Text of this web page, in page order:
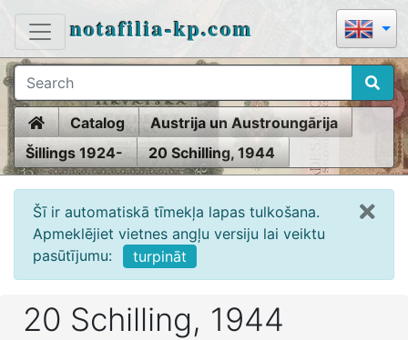
notafilia-kp.com
HomeCatalog
Austrija un Austroungārija
Šillings 1924-
20 Schilling, 1944
Šī ir automatiskā tīmekļa lapas tulkošana.
Apmeklējiet vietnes angļu versiju lai veiktu
pasūtījumu:
turpināt
20 Schilling, 1944